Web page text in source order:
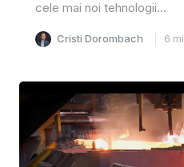
cele mai noi tehnologii...
Cristi Dorombach 6